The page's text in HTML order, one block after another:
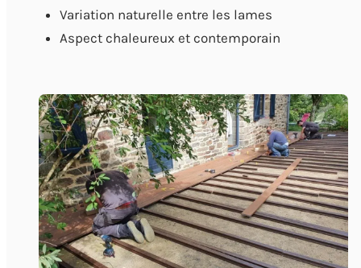
Variation naturelle entre les lames
Aspect chaleureux et contemporain